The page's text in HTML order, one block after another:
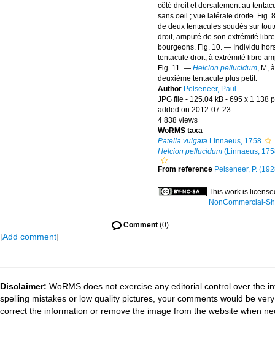
côté droit et dorsalement au
sans oeil ; vue latérale droite. Fig.
de deux tentacules soudés sur
droit, amputé de son extrémité
bourgeons. Fig. 10. — Individu
tentacule droit, à extrémité libre
Fig. 11. — Helcion pellucidum, M,
deuxième tentacule plus petit.
Author Pelseneer, Paul
JPG file - 125.04 kB - 695 x 1 138
added on 2012-07-23
4 838 views
WoRMS taxa
Patella vulgata Linnaeus, 1758
Helcion pellucidum (Linnaeus,
From reference Pelseneer, P.
This work is
NonCommercial-
Comment (0)
[Add comment]
Disclaimer: WoRMS does not exercise any editorial control over the
spelling mistakes or low quality pictures, your comments would be
correct the information or remove the image from the website when